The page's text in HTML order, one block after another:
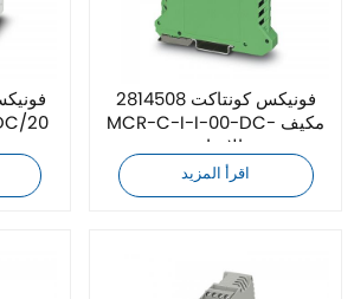
20
فونيكس كونتاكت 2814508
MCR-C-I-I-00-DC- مكيف
الإشارة
اقرأ المزيد